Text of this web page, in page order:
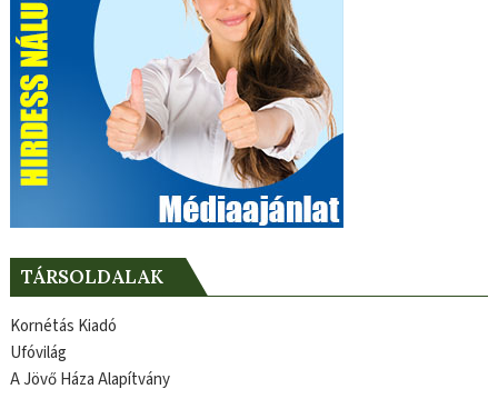
TÁRSOLDALAK
Kornétás Kiadó
Ufóvilág
A Jövő Háza Alapítvány